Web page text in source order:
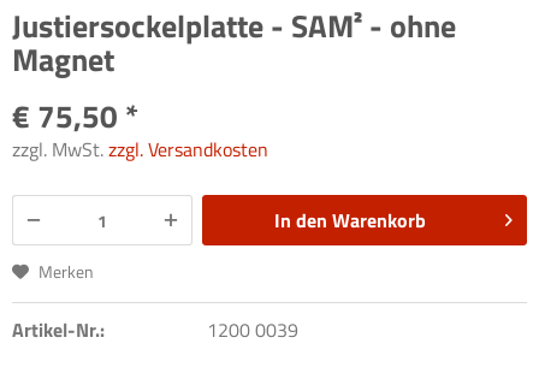
Justiersockelplatte - SAM² - ohne
Magnet
€ 75,50 *
zzgl. MwSt.zzgl. Versandkosten
In den Warenkorb
Merken
Artikel-Nr.:
1200 0039